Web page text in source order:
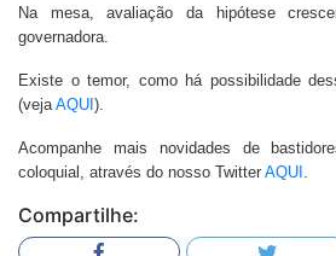
Na mesa, avaliação da hipótese
governadora.
Existe o temor, como há possibilidade
(veja AQUI).
Acompanhe mais novidades de
coloquial, através do nosso Twitter AQUI
Compartilhe: